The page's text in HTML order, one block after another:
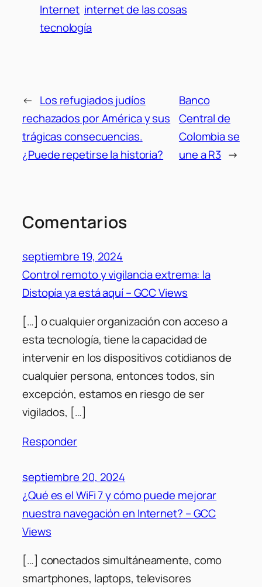
Internet internet de las cosas
tecnología
← Los refugiados judíos
rechazados por América y sus
trágicas consecuencias.
¿Puede repetirse la historia?
Banco
Central de
Colombia se
une a R3 →
Comentarios
septiembre 19, 2024
Control remoto y vigilancia extrema: la
Distopía ya está aquí – GCC Views
[…] o cualquier organización con acceso a
esta tecnología, tiene la capacidad de
intervenir en los dispositivos cotidianos de
cualquier persona, entonces todos, sin
excepción, estamos en riesgo de ser
vigilados, […]
Responder
septiembre 20, 2024
¿Qué es el WiFi 7 y cómo puede mejorar
nuestra navegación en Internet? – GCC
Views
[…] conectados simultáneamente, como
smartphones, laptops, televisores